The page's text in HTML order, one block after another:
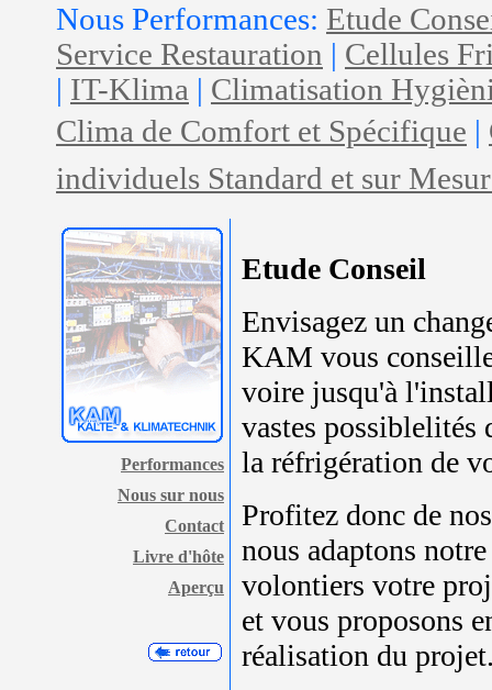
Nous Performances: Etude
Service Restauration | Cellules
| IT-Klima | Climatisation
Clima de Comfort et Spécifique |
individuels Standard et sur
Performances
Nous sur nous
Contact
Livre d'hôte
Aperçu
Etude Conseil
Envisagez un
KAM vous
voire jusqu'à
vastes
la réfrigération de
Profitez donc de
nous adaptons
volontiers votre
et vous proposons
réalisation du